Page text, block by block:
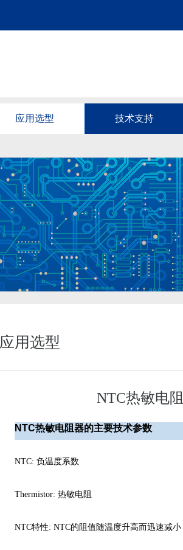
应用选型 技术支持
应用选型
NTC热敏电
NTC热敏电阻器的主要技术参数
NTC:负温度系数
Thermistor:热敏电阻
NTC特性:NTC的阻值随温度升高而迅速减小